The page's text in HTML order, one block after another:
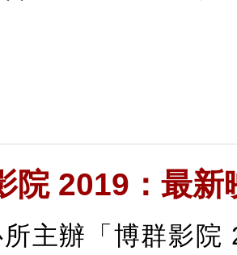
院 2019：最新
主辦「博群影院